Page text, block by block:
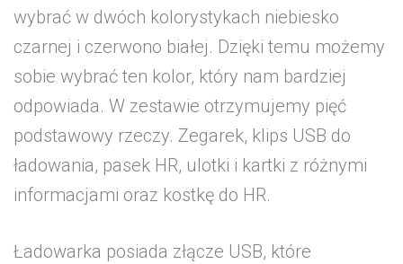
wybrać w dwóch kolorystykach niebiesko
czarnej i czerwono białej. Dzięki temu możemy
sobie wybrać ten kolor, który nam bardziej
odpowiada. W zestawie otrzymujemy pięć
podstawowy rzeczy. Zegarek, klips USB do
ładowania, pasek HR, ulotki i kartki z różnymi
informacjami oraz kostkę do HR.
Ładowarka posiada złącze USB, które